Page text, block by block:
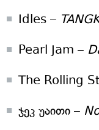
Idles –
Pearl Jam –
The Rolling
ჯეკ უაითი –